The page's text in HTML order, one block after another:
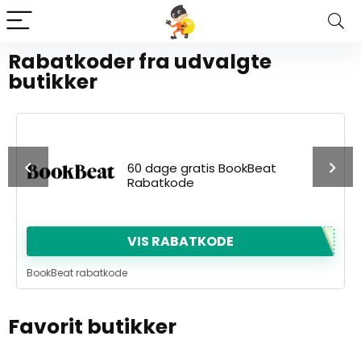
Rabatkoder fra udvalgte
butikker
60 dage gratis BookBeat
Rabatkode
VIS RABATKODE
BookBeat rabatkode
Favorit butikker